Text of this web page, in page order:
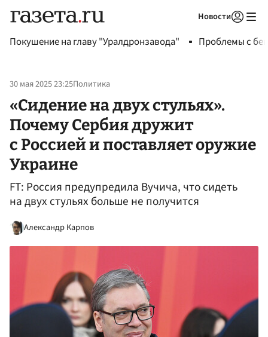
Новости
Покушение на главу "Уралдронзавода" Проблемы с
30 мая 2025 23:25Политика
«Сидение на двух стульях».
Почему Сербия дружит
с Россией и поставляет оружие
Украине
FT: Россия предупредила Вучича, что сидеть
на двух стульях больше не получится
Александр Карпов